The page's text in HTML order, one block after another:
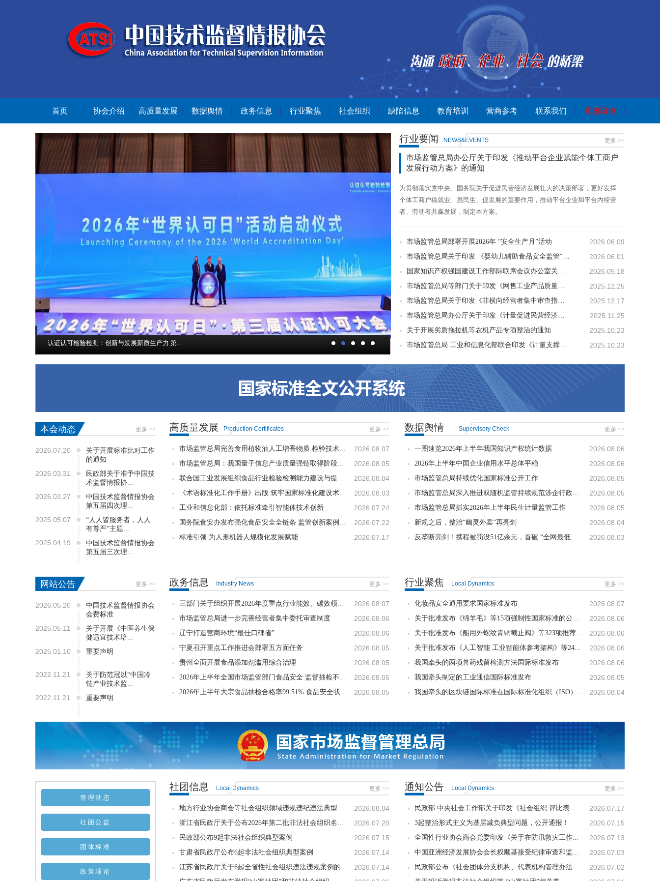
首页 协会介绍 高质量发展 数据舆情 政务信息 行业聚焦 社会组织 缺陷信息 教育培训 营商参考 联系我们 党建园地
脚踏实地 开拓创新 加力推动 “十五五”市场...
认证认可检验检测：创新与发展新质生产力 第...
光伏添彩 赋能未来
市场监管总局今年以来工业产品质量安全监管 ...
“房屋建筑机器人——油漆大师比拼赛x武林大...
行业要闻 NEWS&EVENTS 更多 >>
市场监管总局办公厅关于印发《推动平台企业赋能个体工商户
发展行动方案》的通知
为贯彻落实党中央、国务院关于促进民营经济发展壮大的决策部署，更好发挥
个体工商户稳就业、惠民生、促发展的重要作用，推动平台企业和平台内经营
者、劳动者共赢发展，制定本方案。
市场监管总局部署开展2026年 “安全生产月”活动 2026.06.09
市场监管总局关于印发 《婴幼儿辅助食品安全监管“守护成长” 提升行动工作方案》的通知 2026.06.01
国家知识产权强国建设工作部际联席会议办公室关于印发《2026年知识产权强国建设推进计划》的通知 2026.05.18
市场监管总局等部门关于印发《网售工业产品质量安全专项治理行动方案（2025—2027年）》的通知 2025.12.25
市场监管总局关于印发《非横向经营者集中审查指引》的通知 2025.12.17
市场监管总局办公厅关于印发《计量促进民营经济发展壮大若干措施》的通知 2025.11.25
关于开展劣质拖拉机等农机产品专项整治的通知 2025.10.23
市场监管总局 工业和信息化部联合印发《计量支撑产业新质生产力发展行动方案 （2025—2030年）》 2025.10.23
本会动态 更多 >>
2026.07.20
关于开展标准比对工作
的通知
2026.03.31
民政部关于准予中国技
术监督情报协...
2026.03.27
中国技术监督情报协会
第五届四次理...
2025.05.07
“人人皆服务者，人人
有尊严”主题...
2025.04.19
中国技术监督情报协会
第五届三次理...
高质量发展 Production Certificates 更多 >>
市场监管总局完善食用植物油人工增香物质 检验技术... 2026.08.07
市场监管总局：我国量子信息产业质量强链取得阶段... 2026.08.05
联合国工业发展组织食品行业检验检测能力建设与提... 2026.08.04
《术语标准化工作手册》出版 筑牢国家标准化建设术... 2026.08.03
工业和信息化部：依托标准牵引智能体技术创新 2026.07.24
国务院食安办发布强化食品安全全链条 监管创新案例... 2026.07.22
标准引领 为人形机器人规模化发展赋能 2026.07.17
数据舆情 Supervisory Check 更多 >>
一图速览2026年上半年我国知识产权统计数据 2026.08.06
2026年上半年中国企业信用水平总体平稳 2026.08.06
市场监管总局持续优化国家标准公开工作 2026.08.05
市场监管总局深入推进双随机监管持续规范涉企行政... 2026.08.05
市场监管总局抓实2026年上半年民生计量监管工作 2026.08.05
新规之后，整治“幽灵外卖”再亮剑 2026.08.04
反垄断亮剑！携程被罚没51亿余元，首破 “全网最低... 2026.08.03
网站公告 更多 >>
2026.05.20
中国技术监督情报协会
会费标准
2025.05.11
关于开展《中医养生保
健适宜技术培...
2025.01.10 重要声明
2022.11.21
关于防范冠以“中国冷
链产业技术监...
2022.11.21 重要声明
政务信息 Industry News 更多 >>
三部门关于组织开展2026年度重点行业能效、碳效领... 2026.08.07
市场监管总局进一步完善经营者集中委托审查制度 2026.08.06
辽宁打造营商环境“最佳口碑省” 2026.08.06
宁夏召开重点工作推进会部署五方面任务 2026.08.05
贵州全面开展食品添加剂滥用综合治理 2026.08.05
2026年上半年全国市场监管部门食品安全 监督抽检不... 2026.08.05
2026年上半年大宗食品抽检合格率99.51% 食品安全状... 2026.08.05
行业聚焦 Local Dynamics 更多 >>
化妆品安全通用要求国家标准发布 2026.08.07
关于批准发布《绵羊毛》等15项强制性国家标准的公... 2026.08.06
关于批准发布《船用外螺纹青铜截止阀》等323项推荐... 2026.08.06
关于批准发布《人工智能 工业智能体参考架构》等24... 2026.08.06
我国牵头的两项兽药残留检测方法国际标准发布 2026.08.06
我国牵头制定的工业通信国际标准发布 2026.08.05
我国牵头的区块链国际标准在国际标准化组织（ISO）... 2026.08.04
管理动态
社团公益
团体标准
政策理论
社团信息 Local Dynamics 更多 >>
地方行业协会商会等社会组织领域违规违纪违法典型... 2026.08.04
浙江省民政厅关于公布2026年第二批非法社会组织名... 2026.07.20
民政部公布9起非法社会组织典型案例 2026.07.15
甘肃省民政厅公布6起非法社会组织典型案例 2026.07.14
江苏省民政厅关于6起全省性社会组织违法违规案例的... 2026.07.14
通知公告 Local Dynamics 更多 >>
民政部 中央社会工作部关于印发《社会组织 评比表... 2026.07.17
3起整治形式主义为基层减负典型问题，公开通报！ 2026.07.15
全国性行业协会商会党委印发《关于在防汛救灾工作... 2026.07.13
中国亚洲经济发展协会会长权顺基接受纪律审查和监... 2026.07.03
民政部公布《社会团体分支机构、代表机构管理办法... 2026.07.02